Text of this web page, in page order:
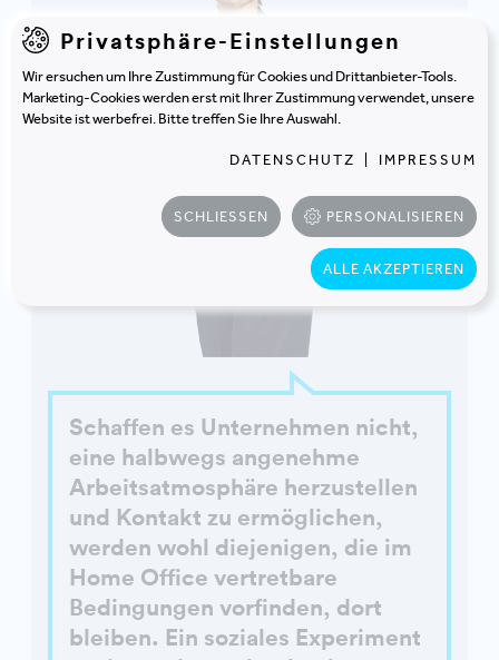
Schaffen es Unternehmen nicht,
eine halbwegs angenehme
Arbeitsatmosphäre herzustellen
und Kontakt zu ermöglichen,
werden wohl diejenigen, die im
Home Office vertretbare
Bedingungen vorfinden, dort
bleiben. Ein soziales Experiment
Privatsphäre-Einstellungen
Wir ersuchen um Ihre Zustimmung für Cookies und Drittanbieter-Tools.
Marketing-Cookies werden erst mit Ihrer Zustimmung verwendet, unsere
Website ist werbefrei. Bitte treffen Sie Ihre Auswahl.
DATENSCHUTZ IMPRESSUM
SCHLIESSEN PERSONALISIEREN
ALLE AKZEPTIEREN